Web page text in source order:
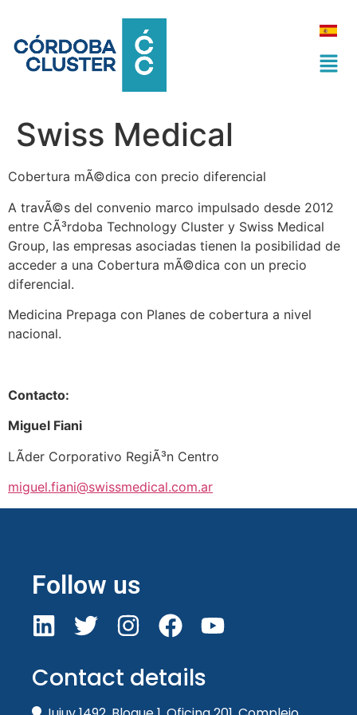
Swiss Medical
Cobertura mÃ©dica con precio diferencial
A travÃ©s del convenio marco impulsado desde 2012
entre CÃ³rdoba Technology Cluster y Swiss Medical
Group, las empresas asociadas tienen la posibilidad de
acceder a una Cobertura mÃ©dica con un precio
diferencial.
Medicina Prepaga con Planes de cobertura a nivel
nacional.
Contacto:
Miguel Fiani
LÃ­der Corporativo RegiÃ³n Centro
miguel.fiani@swissmedical.com.ar
Follow us
Contact details